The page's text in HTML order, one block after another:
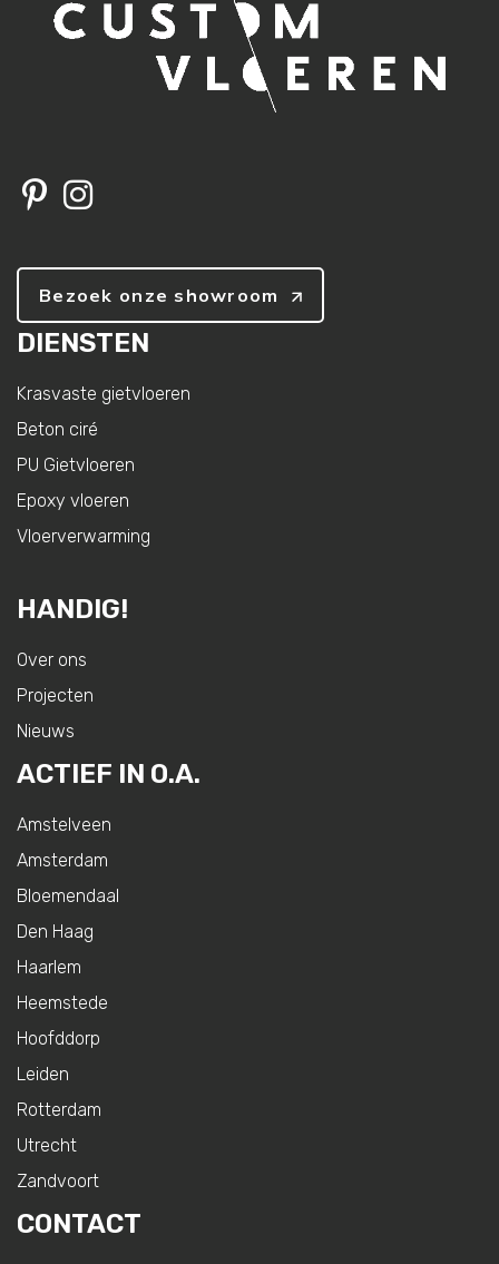
Bezoek onze showroom
DIENSTEN
Krasvaste gietvloeren
Beton ciré
PU Gietvloeren
Epoxy vloeren
Vloerverwarming
HANDIG!
Over ons
Projecten
Nieuws
ACTIEF IN O.A.
Amstelveen
Amsterdam
Bloemendaal
Den Haag
Haarlem
Heemstede
Hoofddorp
Leiden
Rotterdam
Utrecht
Zandvoort
CONTACT